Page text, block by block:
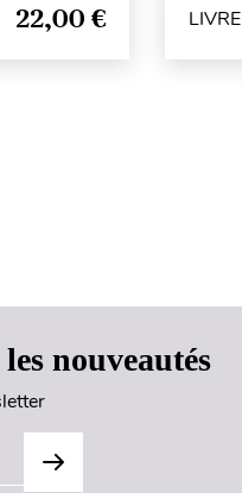
22,00 € LIVRE
nouveautés